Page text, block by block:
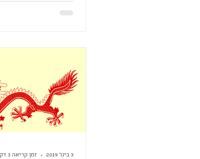
3 בינו׳ 2019 זמן קריאה 3 דקות